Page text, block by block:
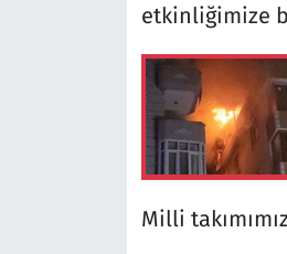
etkinliğimize
Milli